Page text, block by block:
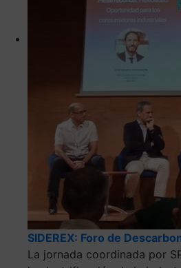
SIDEREX: Foro de
La jornada coordinada por